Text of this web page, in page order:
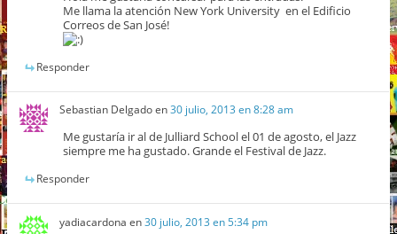
Me llama la atención New York University en el Edificio
Correos de San José!
Responder
Sebastian Delgadoen30 julio, 2013 en 8:28 am
Me gustaría ir al de Julliard School el 01 de agosto, el Jazz
siempre me ha gustado. Grande el Festival de Jazz.
Responder
yadiacardona en30 julio, 2013 en 5:34 pm